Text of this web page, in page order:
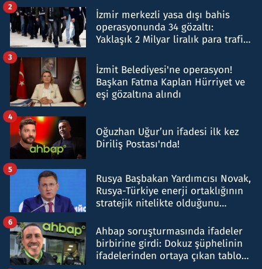
İzmir merkezli yasa dışı bahis
operasyonunda 34 gözaltı:
Yaklaşık 2 Milyar liralık para trafiği
2
İzmit Belediyesi'ne operasyon!
Başkan Fatma Kaplan Hürriyet ve
eşi gözaltına alındı
3
Oğuzhan Uğur’un ifadesi ilk kez
Diriliş Postası'nda!
4
Rusya Başbakan Yardımcısı Novak,
Rusya-Türkiye enerji ortaklığının
stratejik nitelikte olduğunu
5
Ahbap soruşturmasında ifadeler
birbirine girdi: Dokuz şüphelinin
ifadelerinden ortaya çıkan tablo
6